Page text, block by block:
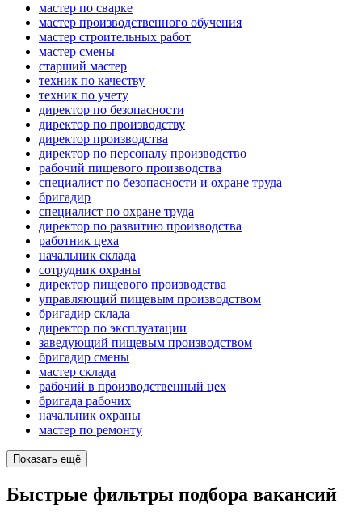
мастер по сварке
мастер производственного обучения
мастер строительных работ
мастер смены
старший мастер
техник по качеству
техник по учету
директор по безопасности
директор по производству
директор производства
директор по персоналу производство
рабочий пищевого производства
специалист по безопасности и охране труда
бригадир
специалист по охране труда
директор по развитию производства
работник цеха
начальник склада
сотрудник охраны
директор пищевого производства
управляющий пищевым производством
бригадир склада
директор по эксплуатации
заведующий пищевым производством
бригадир смены
мастер склада
рабочий в производственный цех
бригада рабочих
начальник охраны
мастер по ремонту
Показать ещё
Быстрые фильтры подбора вакансий